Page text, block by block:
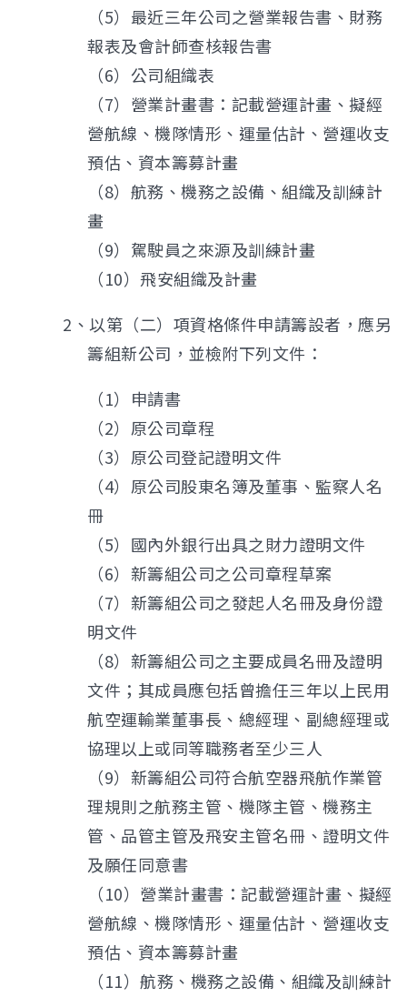
（5）最近三年公司之營業報告書、財務
報表及會計師查核報告書
（6）公司組織表
（7）營業計畫書：記載營運計畫、擬經
營航線、機隊情形、運量估計、營運收支
預估、資本籌募計畫
（8）航務、機務之設備、組織及訓練計
畫
（9）駕駛員之來源及訓練計畫
（10）飛安組織及計畫
2、以第（二）項資格條件申請籌設者，應另
籌組新公司，並檢附下列文件：
（1）申請書
（2）原公司章程
（3）原公司登記證明文件
（4）原公司股東名簿及董事、監察人名
冊
（5）國內外銀行出具之財力證明文件
（6）新籌組公司之公司章程草案
（7）新籌組公司之發起人名冊及身份證
明文件
（8）新籌組公司之主要成員名冊及證明
文件；其成員應包括曾擔任三年以上民用
航空運輸業董事長、總經理、副總經理或
協理以上或同等職務者至少三人
（9）新籌組公司符合航空器飛航作業管
理規則之航務主管、機隊主管、機務主
管、品管主管及飛安主管名冊、證明文件
及願任同意書
（10）營業計畫書：記載營運計畫、擬經
營航線、機隊情形、運量估計、營運收支
預估、資本籌募計畫
（11）航務、機務之設備、組織及訓練計